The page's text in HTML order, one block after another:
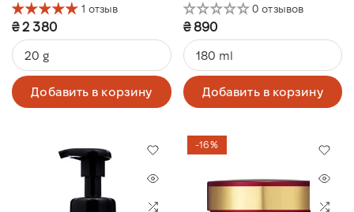
1 отзыв
₴ 2 380
20 g
Добавить в корзину
0 отзывов
₴ 890
180 ml
Добавить в корзину
-16%